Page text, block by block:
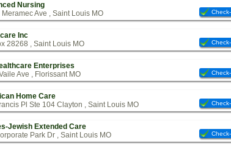
Nursing
Meramec Ave , Saint Louis MO
Inc
28268 , Saint Louis MO
Enterprises
Ave , Florissant MO
Home Care
Pl Ste 104 Clayton , Saint Louis MO
Jewish Extended Care
Park Dr , Saint Louis MO